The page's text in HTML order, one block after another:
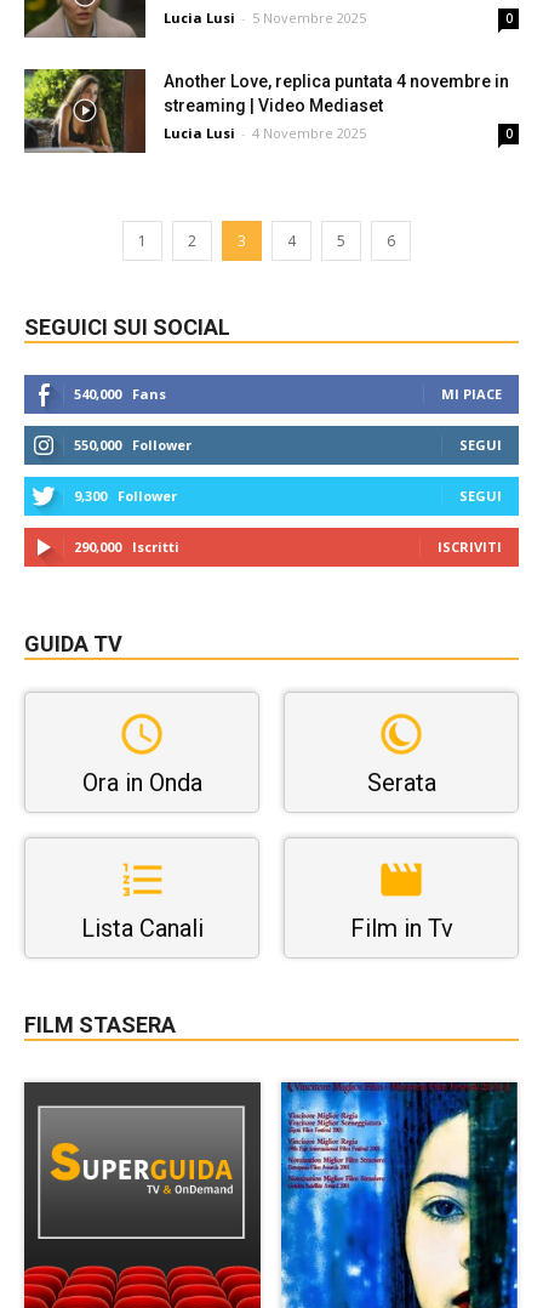
Lucia Lusi - 5 Novembre 2025 0
Another Love, replica puntata 4 novembre in
streaming | Video Mediaset
Lucia Lusi - 4 Novembre 2025 0
1 2 3 4 5 6
SEGUICI SUI SOCIAL
540,000 Fans MI PIACE
550,000 Follower SEGUI
9,300 Follower SEGUI
290,000 Iscritti ISCRIVITI
GUIDA TV
Ora in Onda Serata
Lista Canali Film in Tv
FILM STASERA